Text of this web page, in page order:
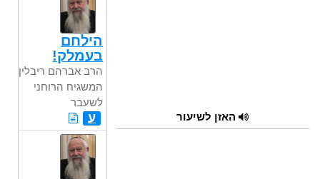
האזן לשיעור
הילחם
בעמלק!
הרב אברהם ריבלין,
המשגיח הרוחני
לשעבר
ע